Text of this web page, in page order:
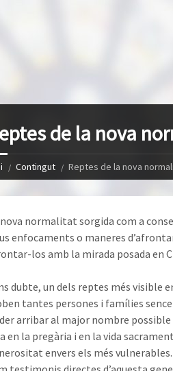
de la nova
Contingut Reptes de la nova
normalitat sorgida com a
enfocaments o maneres
los amb la mirada posada en
dubte, un dels reptes més visible
tantes persones i famílies
arribar al major nombre
en la pregària i en la vida
envers els més